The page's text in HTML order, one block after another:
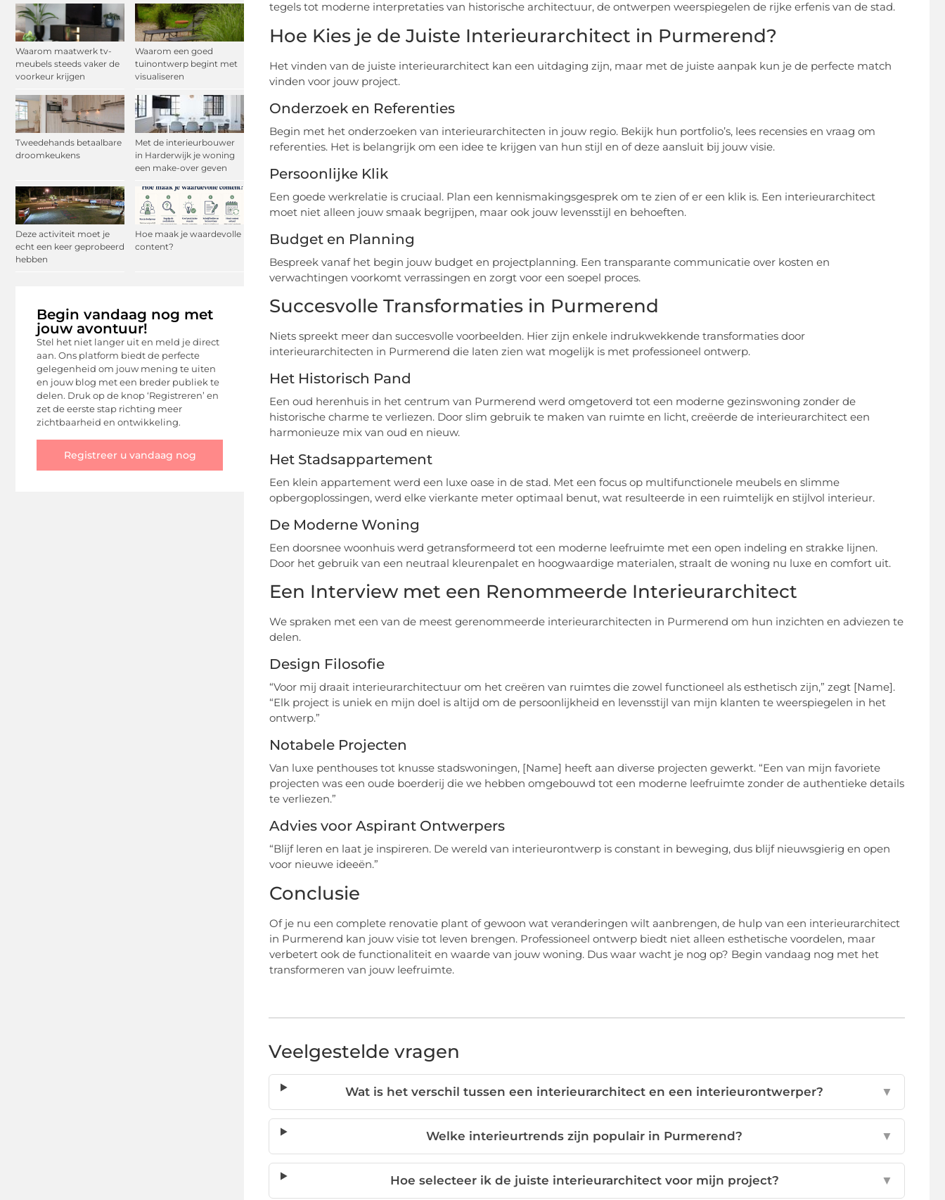
Waarom maatwerk tv-
meubels steeds vaker de
voorkeur krijgen
Waarom een goed
tuinontwerp begint met
visualiseren
Tweedehands betaalbare
droomkeukens
Met de interieurbouwer
in Harderwijk je woning
een make-over geven
Deze activiteit moet je
echt een keer geprobeerd
hebben
Hoe maak je waardevolle
content?
Begin vandaag nog met
jouw avontuur!
Stel het niet langer uit en meld je direct
aan. Ons platform biedt de perfecte
gelegenheid om jouw mening te uiten
en jouw blog met een breder publiek te
delen. Druk op de knop ‘Registreren’ en
zet de eerste stap richting meer
zichtbaarheid en ontwikkeling.
Registreer u vandaag nog
tegels tot moderne interpretaties van historische architectuur, de ontwerpen weerspiegelen de rijke erfenis van de stad.
Hoe Kies je de Juiste Interieurarchitect in Purmerend?
Het vinden van de juiste interieurarchitect kan een uitdaging zijn, maar met de juiste aanpak kun je de perfecte match
vinden voor jouw project.
Onderzoek en Referenties
Begin met het onderzoeken van interieurarchitecten in jouw regio. Bekijk hun portfolio’s, lees recensies en vraag om
referenties. Het is belangrijk om een idee te krijgen van hun stijl en of deze aansluit bij jouw visie.
Persoonlijke Klik
Een goede werkrelatie is cruciaal. Plan een kennismakingsgesprek om te zien of er een klik is. Een interieurarchitect
moet niet alleen jouw smaak begrijpen, maar ook jouw levensstijl en behoeften.
Budget en Planning
Bespreek vanaf het begin jouw budget en projectplanning. Een transparante communicatie over kosten en
verwachtingen voorkomt verrassingen en zorgt voor een soepel proces.
Succesvolle Transformaties in Purmerend
Niets spreekt meer dan succesvolle voorbeelden. Hier zijn enkele indrukwekkende transformaties door
interieurarchitecten in Purmerend die laten zien wat mogelijk is met professioneel ontwerp.
Het Historisch Pand
Een oud herenhuis in het centrum van Purmerend werd omgetoverd tot een moderne gezinswoning zonder de
historische charme te verliezen. Door slim gebruik te maken van ruimte en licht, creëerde de interieurarchitect een
harmonieuze mix van oud en nieuw.
Het Stadsappartement
Een klein appartement werd een luxe oase in de stad. Met een focus op multifunctionele meubels en slimme
opbergoplossingen, werd elke vierkante meter optimaal benut, wat resulteerde in een ruimtelijk en stijlvol interieur.
De Moderne Woning
Een doorsnee woonhuis werd getransformeerd tot een moderne leefruimte met een open indeling en strakke lijnen.
Door het gebruik van een neutraal kleurenpalet en hoogwaardige materialen, straalt de woning nu luxe en comfort uit.
Een Interview met een Renommeerde Interieurarchitect
We spraken met een van de meest gerenommeerde interieurarchitecten in Purmerend om hun inzichten en adviezen te
delen.
Design Filosofie
“Voor mij draait interieurarchitectuur om het creëren van ruimtes die zowel functioneel als esthetisch zijn,” zegt [Name].
“Elk project is uniek en mijn doel is altijd om de persoonlijkheid en levensstijl van mijn klanten te weerspiegelen in het
ontwerp.”
Notabele Projecten
Van luxe penthouses tot knusse stadswoningen, [Name] heeft aan diverse projecten gewerkt. “Een van mijn favoriete
projecten was een oude boerderij die we hebben omgebouwd tot een moderne leefruimte zonder de authentieke details
te verliezen.”
Advies voor Aspirant Ontwerpers
“Blijf leren en laat je inspireren. De wereld van interieurontwerp is constant in beweging, dus blijf nieuwsgierig en open
voor nieuwe ideeën.”
Conclusie
Of je nu een complete renovatie plant of gewoon wat veranderingen wilt aanbrengen, de hulp van een interieurarchitect
in Purmerend kan jouw visie tot leven brengen. Professioneel ontwerp biedt niet alleen esthetische voordelen, maar
verbetert ook de functionaliteit en waarde van jouw woning. Dus waar wacht je nog op? Begin vandaag nog met het
transformeren van jouw leefruimte.
Veelgestelde vragen
Wat is het verschil tussen een interieurarchitect en een interieurontwerper? ▼
Welke interieurtrends zijn populair in Purmerend? ▼
Hoe selecteer ik de juiste interieurarchitect voor mijn project? ▼